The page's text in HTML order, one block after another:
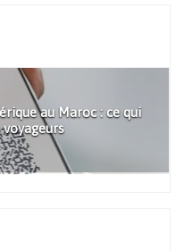
au Maroc : ce qui